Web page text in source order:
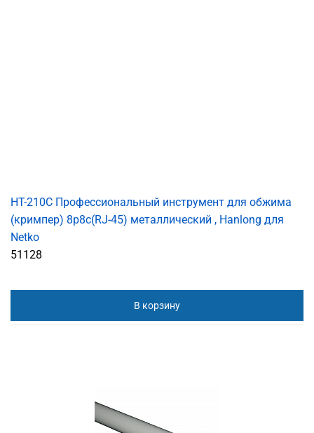
HT-210C Профессиональный инструмент для обжима
(кримпер) 8p8c(RJ-45) металлический , Hanlong для
Netko
51128
В корзину